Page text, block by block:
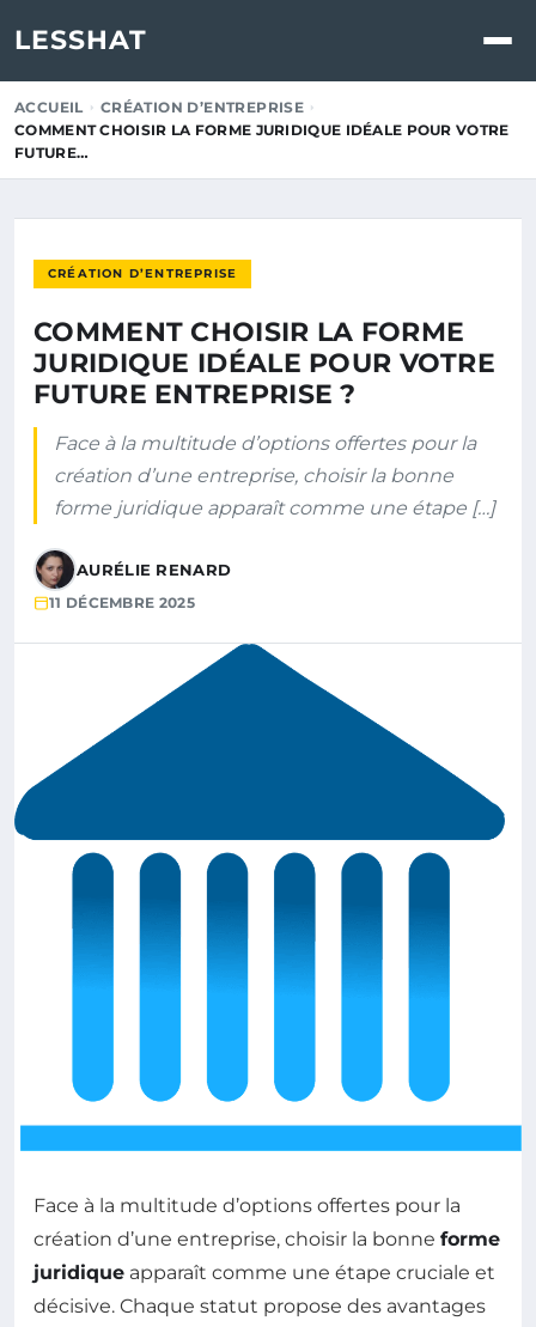
LESSHAT
ACCUEIL
CRÉATION D’ENTREPRISE
COMMENT CHOISIR LA FORME JURIDIQUE IDÉALE POUR VOTRE
FUTURE…
CRÉATION D’ENTREPRISE
COMMENT CHOISIR LA FORME
JURIDIQUE IDÉALE POUR VOTRE
FUTURE ENTREPRISE ?
Face à la multitude d’options offertes pour la
création d’une entreprise, choisir la bonne
forme juridique apparaît comme une étape […]
AURÉLIE RENARD
11 DÉCEMBRE 2025
Face à la multitude d’options offertes pour la
création d’une entreprise, choisir la bonne forme
juridique apparaît comme une étape cruciale et
décisive. Chaque statut propose des avantages